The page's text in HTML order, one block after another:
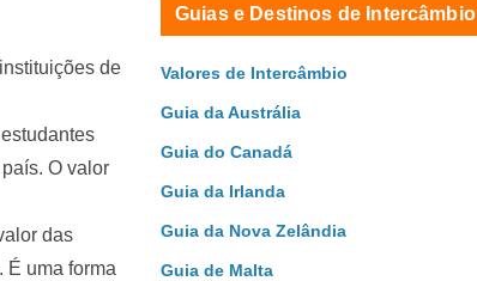
de
O valor
das
É uma forma
Guias e Destinos de Intercâmbio
Valores de Intercâmbio
Guia da Austrália
Guia do Canadá
Guia da Irlanda
Guia da Nova Zelândia
Guia de Malta